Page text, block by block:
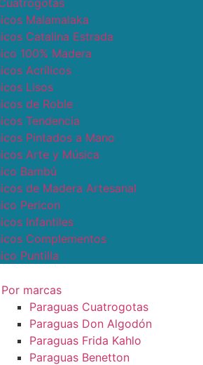
Malamalaka
Catalina Estrada
100% Madera
Acrílicos
Lisos
de Roble
Tendencia
Pintados a Mano
Arte y Música
Bambú
de Madera Artesanal
Pericon
Infantiles
Complementos
Puntilla
Por marcas
Paraguas Cuatrogotas
Paraguas Don Algodón
Paraguas Frida Kahlo
Paraguas Benetton